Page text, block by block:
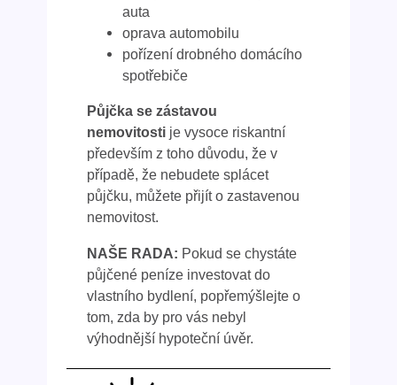
auta
oprava automobilu
pořízení drobného domácího
spotřebiče
Půjčka se zástavou
nemovitostije vysoce riskantní
především z toho důvodu, že v
případě, že nebudete splácet
půjčku, můžete přijít o zastavenou
nemovitost.
NAŠE RADA: Pokud se chystáte
půjčené peníze investovat do
vlastního bydlení, popřemýšlejte o
tom, zda by pro vás nebyl
výhodnější hypoteční úvěr.